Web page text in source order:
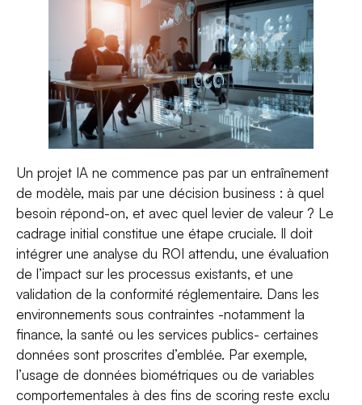
Un projet IA ne commence pas par un entraînement
de modèle, mais par une décision business : à quel
besoin répond-on, et avec quel levier de valeur ? Le
cadrage initial constitue une étape cruciale. Il doit
intégrer une analyse du ROI attendu, une évaluation
de l’impact sur les processus existants, et une
validation de la conformité réglementaire. Dans les
environnements sous contraintes -notamment la
finance, la santé ou les services publics- certaines
données sont proscrites d’emblée. Par exemple,
l’usage de données biométriques ou de variables
comportementales à des fins de scoring reste exclu